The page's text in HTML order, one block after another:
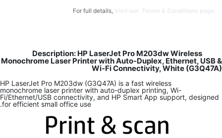
For full details,
Description: HP LaserJet Pro M203dw Wireless
Monochrome Laser Printer with Auto-Duplex, Ethernet, USB &
Wi-Fi Connectivity, White (G3Q47A)
HP LaserJet Pro M203dw (G3Q47A) is a fast wireless
monochrome laser printer with auto-duplex printing, Wi-
Fi/Ethernet/USB connectivity, and HP Smart App support, designed
for efficient small office use.